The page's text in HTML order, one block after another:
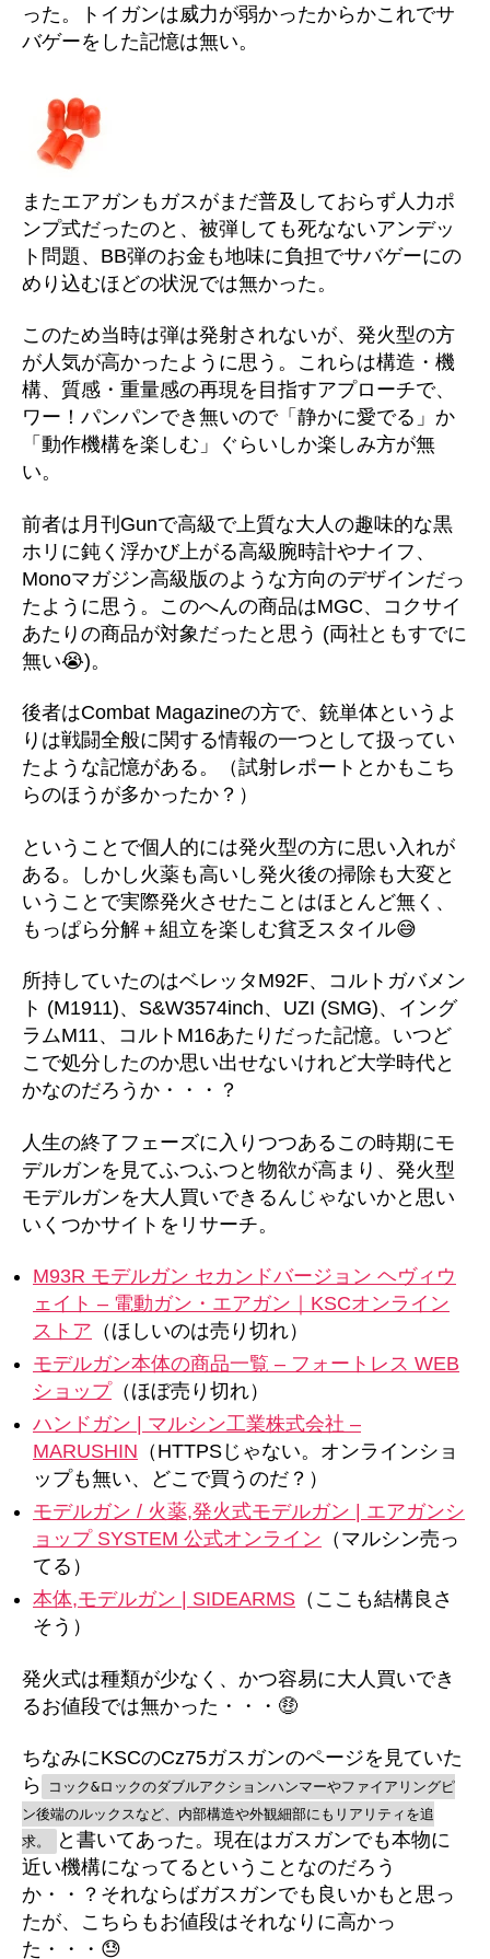
った。トイガンは威力が弱かったからかこれでサ
バゲーをした記憶は無い。
またエアガンもガスがまだ普及しておらず人力ポ
ンプ式だったのと、被弾しても死なないアンデッ
ト問題、BB弾のお金も地味に負担でサバゲーにの
めり込むほどの状況では無かった。
このため当時は弾は発射されないが、発火型の方
が人気が高かったように思う。これらは構造・機
構、質感・重量感の再現を目指すアプローチで、
ワー！パンパンでき無いので「静かに愛でる」か
「動作機構を楽しむ」ぐらいしか楽しみ方が無
い。
前者は月刊Gunで高級で上質な大人の趣味的な黒
ホリに鈍く浮かび上がる高級腕時計やナイフ、
Monoマガジン高級版のような方向のデザインだっ
たように思う。このへんの商品はMGC、コクサイ
あたりの商品が対象だったと思う (両社ともすでに
無い😭)。
後者はCombat Magazineの方で、銃単体というよ
りは戦闘全般に関する情報の一つとして扱ってい
たような記憶がある。（試射レポートとかもこち
らのほうが多かったか？）
ということで個人的には発火型の方に思い入れが
ある。しかし火薬も高いし発火後の掃除も大変と
いうことで実際発火させたことはほとんど無く、
もっぱら分解＋組立を楽しむ貧乏スタイル😅
所持していたのはベレッタM92F、コルトガバメン
ト (M1911)、S&W3574inch、UZI (SMG)、イング
ラムM11、コルトM16あたりだった記憶。いつど
こで処分したのか思い出せないけれど大学時代と
かなのだろうか・・・？
人生の終了フェーズに入りつつあるこの時期にモ
デルガンを見てふつふつと物欲が高まり、発火型
モデルガンを大人買いできるんじゃないかと思い
いくつかサイトをリサーチ。
M93R モデルガン セカンドバージョン ヘヴィウ
ェイト – 電動ガン・エアガン｜KSCオンライン
ストア （ほしいのは売り切れ）
モデルガン本体の商品一覧 – フォートレス WEB
ショップ（ほぼ売り切れ）
ハンドガン | マルシン工業株式会社 –
MARUSHIN （HTTPSじゃない。オンラインショ
ップも無い、どこで買うのだ？）
モデルガン / 火薬,発火式モデルガン | エアガンシ
ョップ SYSTEM 公式オンライン （マルシン売っ
てる）
本体,モデルガン | SIDEARMS （ここも結構良さ
そう）
発火式は種類が少なく、かつ容易に大人買いでき
るお値段では無かった・・・🤑
ちなみにKSCのCz75ガスガンのページを見ていた
ら
コック&ロックのダブルアクションハンマーやファイアリングピ
ン後端のルックスなど、内部構造や外観細部にもリアリティを追
求。
と書いてあった。現在はガスガンでも本物に
近い機構になってるということなのだろう
か・・？それならばガスガンでも良いかもと思っ
たが、こちらもお値段はそれなりに高かっ
た・・・😓